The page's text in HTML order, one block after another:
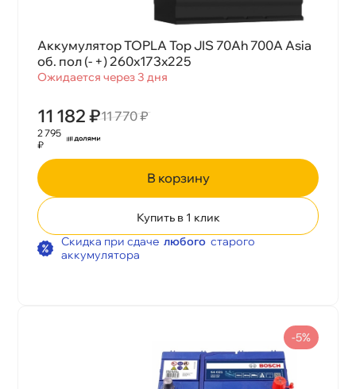
Аккумулятор TOPLA Top JIS 70Ah 700A Asia
об. пол (- +) 260x173x225
Ожидается через 3 дня
11 182 ₽11 770 ₽
2 795
₽
корзину
Купить в 1 клик
Скидка при сдаче любого старого
аккумулятора
-5%